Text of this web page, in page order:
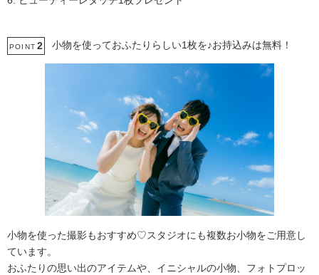
POINT 2 小物を使っておふたりらしい1枚を♪お持込みは無料！
小物を使った撮影もおすすめ♡スタジオにも複数お小物をご用意し
ています。
おふたりの思い出のアイテムや、イニシャルの小物、フォトプロッ